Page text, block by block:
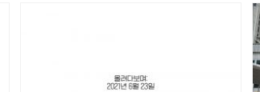
나 사진 스튜디오를 벗어나 골목으로, 일상으
로 쏟아져 나오고 있습니다. 그리고 이 복고